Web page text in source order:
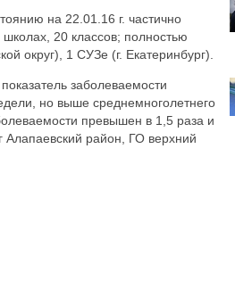
на 22.01.16 г. частично
20 классов; полностью
округ), 1 СУЗе (г. Екатеринбург).
заболеваемости
но выше среднемноголетнего
превышен в 1,5 раза и
район, ГО верхний